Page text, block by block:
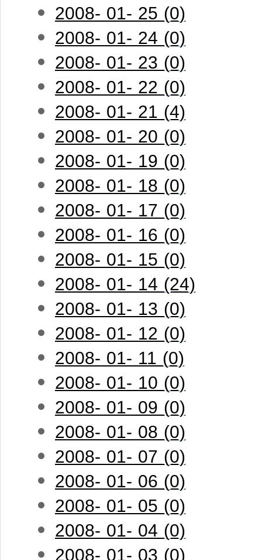
2008- 01- 25 (0)
2008- 01- 24 (0)
2008- 01- 23 (0)
2008- 01- 22 (0)
2008- 01- 21 (4)
2008- 01- 20 (0)
2008- 01- 19 (0)
2008- 01- 18 (0)
2008- 01- 17 (0)
2008- 01- 16 (0)
2008- 01- 15 (0)
2008- 01- 14 (24)
2008- 01- 13 (0)
2008- 01- 12 (0)
2008- 01- 11 (0)
2008- 01- 10 (0)
2008- 01- 09 (0)
2008- 01- 08 (0)
2008- 01- 07 (0)
2008- 01- 06 (0)
2008- 01- 05 (0)
2008- 01- 04 (0)
2008- 01- 03 (0)